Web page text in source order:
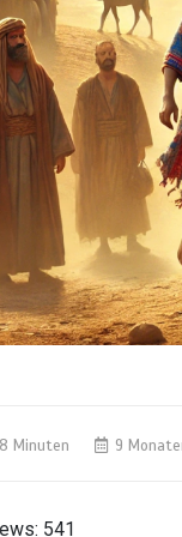
8 Minuten 9
541